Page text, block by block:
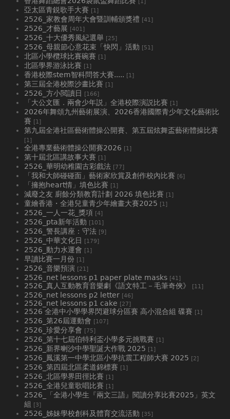
亞太區青鋭歌手大賽 [1]
2526_家教會周年大會暨訓輔頒獎禮 [41]
2526_才藝展 [401]
2526_十大優秀風紀選舉 [25]
2526_母親節心意花束「快閃」活動 [51]
北區小學欖球比賽碗賽 [1]
北區學界游泳比賽 [1]
香港校際stem智科問答大賽..... [1]
第三屆全港校際沙畫比賽 [1]
2526_方小閲讀日 [166]
「大公文匯．兩會少年説」全港校際演説比賽 [1]
2026年舞頌九州藝術展演、2026香港國際青少年文化藝術比
賽 [1]
第九屆全港社區藝術體操公開賽、第五屆炫舞盃藝術體操比賽
[1]
全港專業藝術體操公開賽2026 [1]
第十屆北區講故事大賽 [1]
2526_華明幼稚園古彩戲法 [77]
「我和大師碰碰面」藝術家欣賞及創作校內比賽 [6]
「擁抱heart情」填色比賽 [1]
減廢之友 廚餘分類教育計劃 2026 填色比賽 [1]
童繪香港・全港兒童青少年繪畫大賽2025 [1]
2526_一人一花_獎項 [4]
2526_pta新年活動 [101]
2526_警長講座：守法 [9]
2526_中華文化日 [179]
2526_動力水運會 [1]
早讀比賽一月份 [1]
2526_音樂預演 [21]
2526_net lessons p1 paper plate masks [41]
2526_真人互動教育音樂劇《語文特工－毛筆奇俠》 [11]
2526_net lessons p2 letter [46]
2526_net lessons p1 cake [27]
2526 全港中小學學界閃避球分區賽 高小混合組 碟賽 [1]
2526_第26屆運動會 [107]
2526_珍愛分享會 [75]
2526_第十七屆伯特利盃小學多元挑戰賽 [1]
2526_新界喇沙中學聖誕大作戰 2025 [1]
2526_鳳溪第一中學北區小學抗震工程師大賽 2025 [2]
2526_第四屆北區柔道錦標賽 [1]
2526_北區學界田徑比賽 [1]
2526_全港兒童歌唱比賽 [1]
2526_「全港小學生『兩文三語』閱讀分享比賽2025」英文
組 [3]
2526_姊妹學校創科及體育交流活動 [35]